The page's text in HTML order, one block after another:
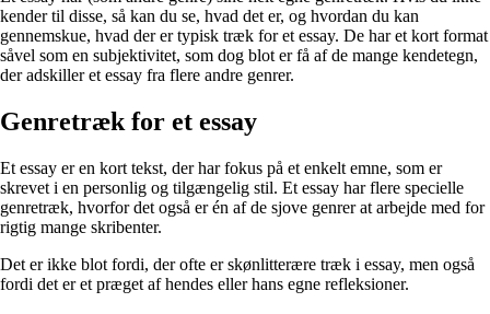
kender til disse, så kan du se, hvad det er, og hvordan du kan
gennemskue, hvad der er typisk træk for et essay. De har et kort format
såvel som en subjektivitet, som dog blot er få af de mange kendetegn,
der adskiller et essay fra flere andre genrer.
Genretræk for et essay
Et essay er en kort tekst, der har fokus på et enkelt emne, som er
skrevet i en personlig og tilgængelig stil. Et essay har flere specielle
genretræk, hvorfor det også er én af de sjove genrer at arbejde med for
rigtig mange skribenter.
Det er ikke blot fordi, der ofte er skønlitterære træk i essay, men også
fordi det er et præget af hendes eller hans egne refleksioner.